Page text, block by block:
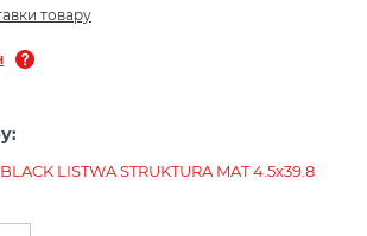
товару
LISTWA STRUKTURA MAT 4.5х39.8